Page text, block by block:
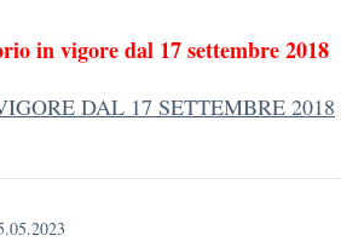
in vigore dal 17 settembre 2018
DAL 17 SETTEMBRE 2018